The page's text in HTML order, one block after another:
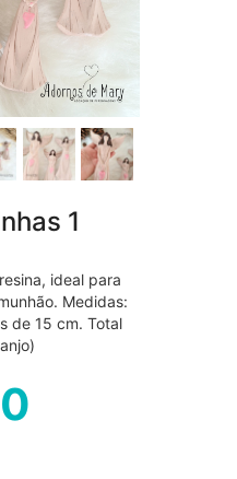
1
ideal para
Medidas:
de 15 cm. Total